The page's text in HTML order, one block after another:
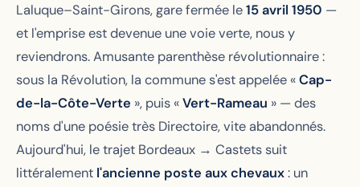
Laluque–Saint-Girons, gare fermée le15 avril 1950 —
et l'emprise est devenue une voie verte, nous y
reviendrons. Amusante parenthèse révolutionnaire :
sous la Révolution, la commune s'est appelée «Cap-
de-la-Côte-Verte », puis «Vert-Rameau » — des
noms d'une poésie très Directoire, vite abandonnés.
Aujourd'hui, le trajet Bordeaux → Castets suit
littéralement l'ancienne poste aux chevaux: un